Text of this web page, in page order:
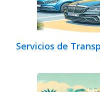
Servicios de